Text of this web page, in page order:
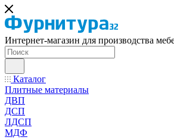
Интернет-магазин для производства
Каталог
Плитные материалы
ДВП
ДСП
ЛДСП
МДФ